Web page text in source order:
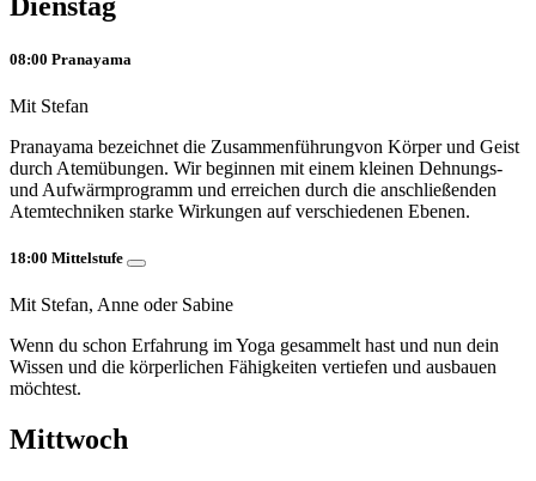
Dienstag
08:00 Pranayama
Mit Stefan
Pranayama bezeichnet die Zusammenführungvon Körper und Geist
durch Atemübungen. Wir beginnen mit einem kleinen Dehnungs-
und Aufwärmprogramm und erreichen durch die anschließenden
Atemtechniken starke Wirkungen auf verschiedenen Ebenen.
18:00 Mittelstufe
Mit Stefan, Anne oder Sabine
Wenn du schon Erfahrung im Yoga gesammelt hast und nun dein
Wissen und die körperlichen Fähigkeiten vertiefen und ausbauen
möchtest.
Mittwoch